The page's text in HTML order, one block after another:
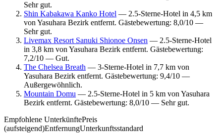
Sehr gut.
Shin Kabakawa Kanko Hotel — 2.5-Sterne-Hotel in 4,5 km
von Yasuhara Bezirk entfernt. Gästebewertung: 8,0/10 —
Sehr gut.
Livemax Resort Sanuki Shionoe Onsen — 2.5-Sterne-Hotel
in 3,8 km von Yasuhara Bezirk entfernt. Gästebewertung:
7,2/10 — Gut.
The Chelsea Breath — 3-Sterne-Hotel in 7,7 km von
Yasuhara Bezirk entfernt. Gästebewertung: 9,4/10 —
Außergewöhnlich.
Mountain Domu — 2.5-Sterne-Hotel in 5 km von Yasuhara
Bezirk entfernt. Gästebewertung: 8,0/10 — Sehr gut.
Empfohlene UnterkünftePreis
(aufsteigend)EntfernungUnterkunftsstandard